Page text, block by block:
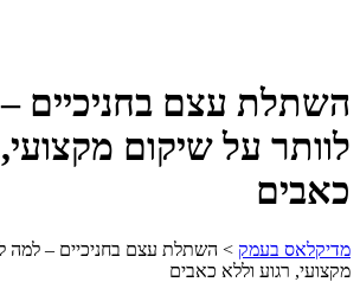
השתלת עצם בחניכיים
לוותר על שיקום
כאבים
מדיקלאס בעמק > השתלת עצם בחניכיים – למה
מקצועי, רגוע וללא כאבים